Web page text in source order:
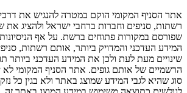
אתר הסניף המקומי הוקם במטרה להנגיש את
רשתות, סניפים וחברות ברחבי ישראל ולהציג את
שפורסם במקורות פתוחים ברשת. על אף
המידע העדכני והמדויק ביותר, אותם רשתות,
שינויים מעת לעת ולכן את המידע העדכני ביותר
הרשמיים של אותם גופים. אתר הסניף המקומי לא
סוג שהיא לגבי המידע שמוצג באתר ולא בגין כל